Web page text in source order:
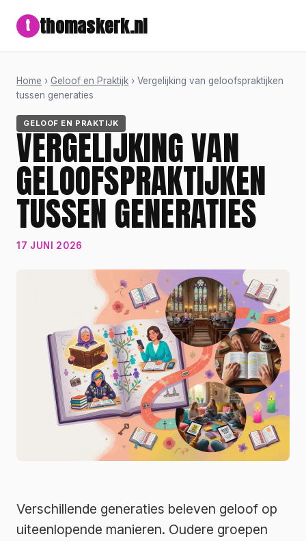
t thomaskerk.nl
Home › Geloof en Praktijk › Vergelijking van geloofspraktijken
tussen generaties
GELOOF EN PRAKTIJK
VERGELIJKING VAN
GELOOFSPRAKTIJKEN
TUSSEN GENERATIES
17 JUNI 2026
Verschillende generaties beleven geloof op
uiteenlopende manieren. Oudere groepen